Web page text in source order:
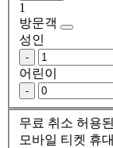
1
방문객
성인
-
어린이
-
무료 취소 허용
모바일 티켓 휴